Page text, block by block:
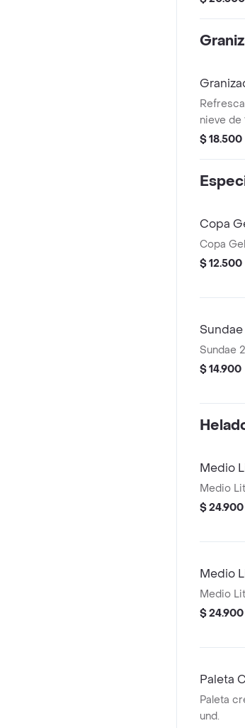
nieve de
helado.
$ 18.500
Copa
Copa
$ 12.500
Sundae
$ 14.900
Medio
Medio
$ 24.900
Medio
Medio
$ 24.900
Paleta
Paleta
und.